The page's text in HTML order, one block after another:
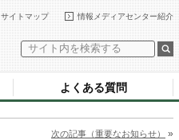
情報メディアセンター紹介
サイトマップ
よくある質問
次の記事（重要なお知らせ） »